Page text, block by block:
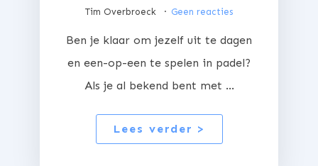
Tim Overbroeck Geen reacties
Ben je klaar om jezelf uit te dagen
en een-op-een te spelen in padel?
Als je al bekend bent met ...
Lees verder >